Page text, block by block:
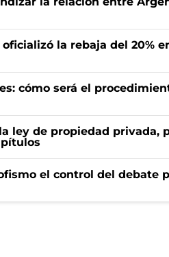
la rebaja del 20%
cómo será el
ley de propiedad privada,
el control del debate